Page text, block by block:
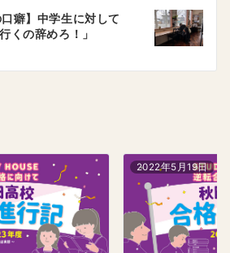
癖】中学生に対して
くの辞めろ！」
2022年5月19日